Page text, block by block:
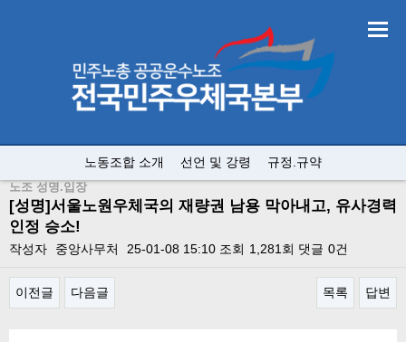
노동조합 소개 선언 및 강령 규정.규약
노조 성명.입장
[성명]서울노원우체국의 재량권 남용 막아내고, 유사경력
인정 승소!
작성자 중앙사무처 25-01-08 15:10 조회 1,281회 댓글 0건
이전글 다음글 목록 답변